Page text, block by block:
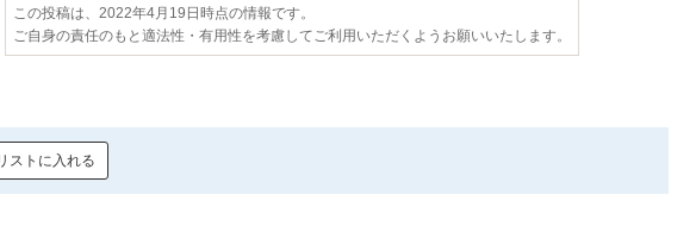
この投稿は、2022年4月19日時点の情報です。
ご自身の責任のもと適法性・有用性を考慮してご利用いただくようお願いいたします。
ストに入れる